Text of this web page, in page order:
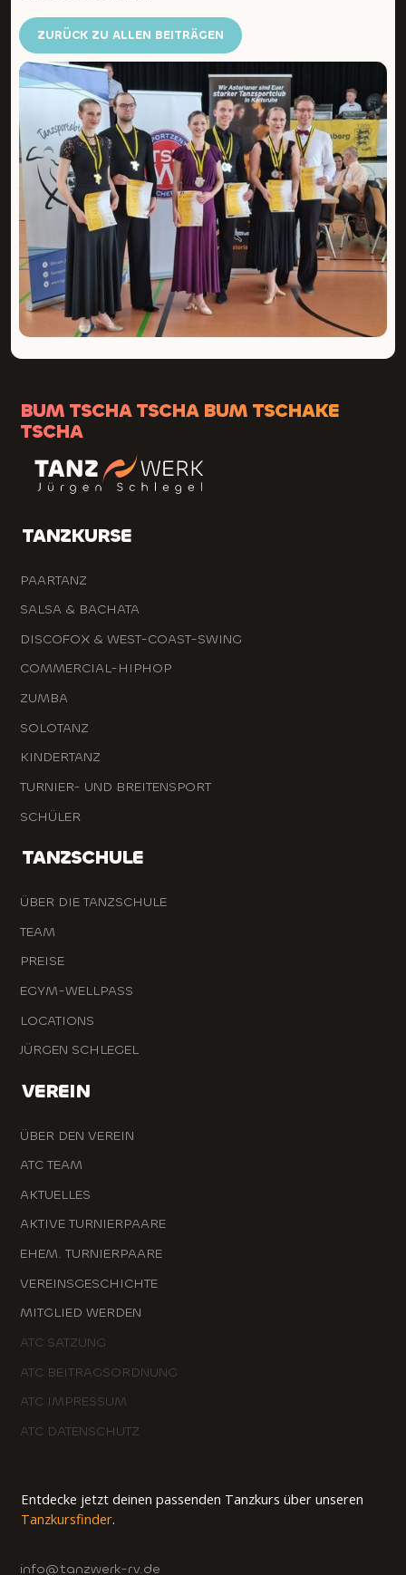
ZURÜCK ZU ALLEN BEITRÄGEN
BUM TSCHA TSCHA BUM TSCHAKE
TSCHA
TANZKURSE
PAARTANZ
SALSA & BACHATA
DISCOFOX & WEST-COAST-SWING
COMMERCIAL-HIPHOP
ZUMBA
SOLOTANZ
KINDERTANZ
TURNIER- UND BREITENSPORT
SCHÜLER
TANZSCHULE
ÜBER DIE TANZSCHULE
TEAM
PREISE
EGYM-WELLPASS
LOCATIONS
JÜRGEN SCHLEGEL
VEREIN
ÜBER DEN VEREIN
ATC TEAM
AKTUELLES
AKTIVE TURNIERPAARE
EHEM. TURNIERPAARE
VEREINSGESCHICHTE
MITGLIED WERDEN
ATC SATZUNG
ATC BEITRAGSORDNUNG
ATC IMPRESSUM
ATC DATENSCHUTZ
Entdecke jetzt deinen passenden Tanzkurs über unseren
Tanzkursfinder.
info@tanzwerk-rv.de